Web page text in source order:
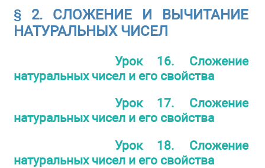
§ 2. СЛОЖЕНИЕ И ВЫЧИТАНИЕ
НАТУРАЛЬНЫХ ЧИСЕЛ
Урок 16. Сложение
натуральных чисел и его свойства
Урок 17. Сложение
натуральных чисел и его свойства
Урок 18. Сложение
натуральных чисел и его свойства